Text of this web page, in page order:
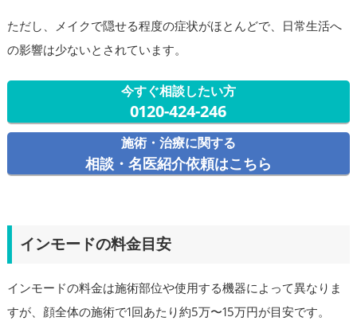
ただし、メイクで隠せる程度の症状がほとんどで、日常生活へ
の影響は少ないとされています。
今すぐ相談したい方
0120-424-246
施術・治療に関する
相談・名医紹介依頼はこちら
インモードの料金目安
インモードの料金は施術部位や使用する機器によって異なりま
すが、顔全体の施術で1回あたり約5万〜15万円が目安です。